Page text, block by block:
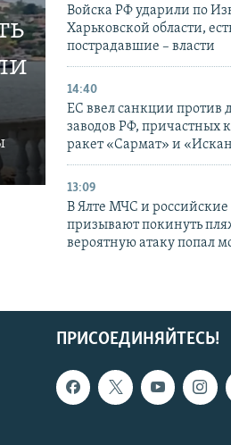
Войска РФ ударили по
Харьковской области,
пострадавшие – власти
14:40
ЕС ввел санкции против
заводов РФ, причастных
ракет «Сармат» и
13:09
В Ялте МЧС и российские
призывают покинуть
вероятную атаку попал
ПРИСОЕДИНЯЙТЕСЬ!